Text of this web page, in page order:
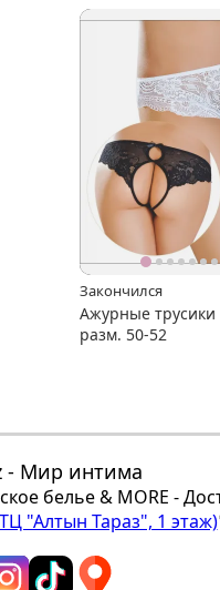
Закончился
Ажурные трусики
разм. 50-52
- Мир интима
белье & MORE -
"Алтын Тараз", 1 этаж)